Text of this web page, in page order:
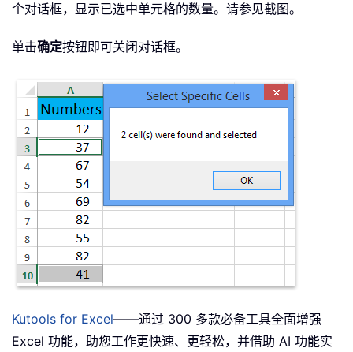
个对话框，显示已选中单元格的数量。请参见截图。
单击确定按钮即可关闭对话框。
Kutools for Excel——通过 300 多款必备工具全面增强
Excel 功能，助您工作更快速、更轻松，并借助 AI 功能实